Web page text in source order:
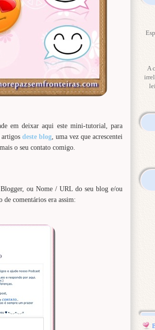
em deixar aqui este mini-tutorial, para
artigos deste blog , uma vez que acrescentei
o seu contato comigo.
ou Nome / URL do seu blog e/ou
comentários era assim:
A